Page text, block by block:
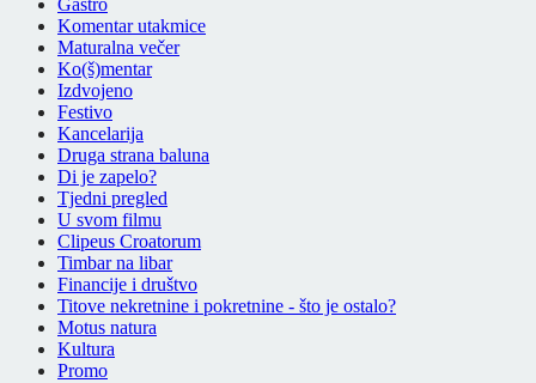
Gastro
Komentar utakmice
Maturalna večer
Ko(š)mentar
Izdvojeno
Festivo
Kancelarija
Druga strana baluna
Di je zapelo?
Tjedni pregled
U svom filmu
Clipeus Croatorum
Timbar na libar
Financije i društvo
Titove nekretnine i pokretnine - što je ostalo?
Motus natura
Kultura
Promo